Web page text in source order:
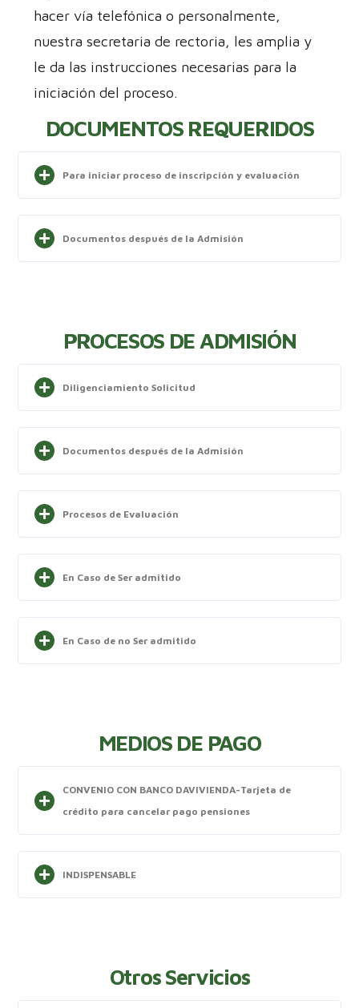
hacer vía telefónica o personalmente,
nuestra secretaria de rectoria, les amplia y
le da las instrucciones necesarias para la
iniciación del proceso.
DOCUMENTOS REQUERIDOS
Para iniciar proceso de inscripción y evaluación
Documentos después de la Admisión
PROCESOS DE ADMISIÓN
Diligenciamiento Solicitud
Documentos después de la Admisión
Procesos de Evaluación
En Caso de Ser admitido
En Caso de no Ser admitido
MEDIOS DE PAGO
CONVENIO CON BANCO DAVIVIENDA-Tarjeta de
crédito para cancelar pago pensiones
INDISPENSABLE
Otros Servicios